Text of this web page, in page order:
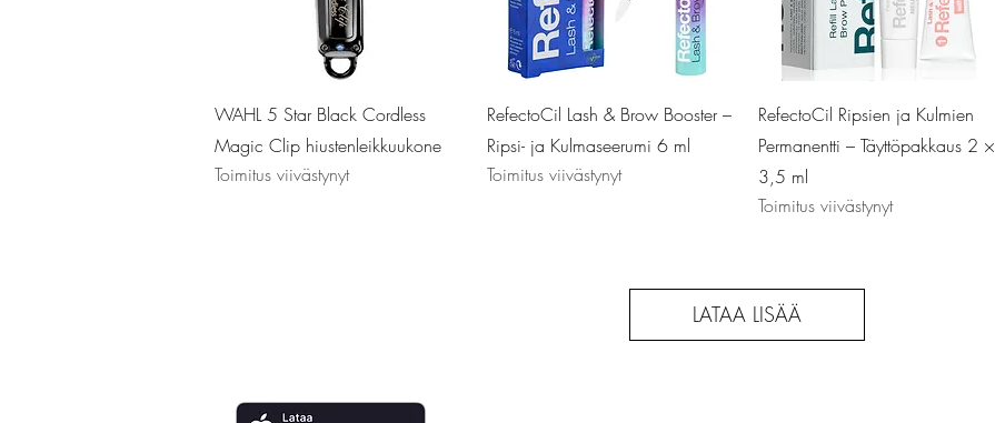
Pikakatselu
WAHL 5 Star Black Cordless
Magic Clip hiustenleikkuukone
Toimitus viivästynyt
Pikakatselu
RefectoCil Lash & Brow Booster –
Ripsi- ja Kulmaseerumi 6 ml
Toimitus viivästynyt
Pikakatselu
RefectoCil Ripsien ja Kulmien
Permanentti – Täyttöpakkaus 2 ×
3,5 ml
Toimitus viivästynyt
LATAA LISÄÄ